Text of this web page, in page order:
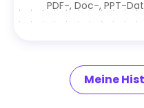
PDF-, Doc-, PPT-
Meine